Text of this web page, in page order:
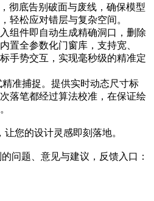
彻底告别破面与废线，确保模型
轻松应对错层与复杂空间。
组件即自动生成精确洞口，删除
置全参数化门窗库，支持宽、
手势交互，实现毫秒级的精准定
准捕捉。提供实时动态尺寸标
落笔都经过算法校准，在保证绘
您的设计灵感即刻落地。
问题、意见与建议，反馈入口：